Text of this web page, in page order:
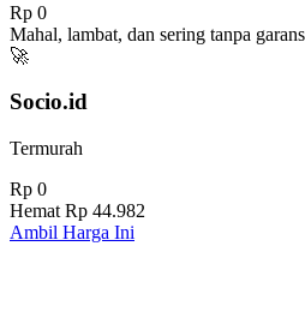
Rp 0
Mahal, lambat, dan sering tanpa
🚀
Socio.id
Termurah
Rp 0
Hemat Rp 44.982
Ambil Harga Ini